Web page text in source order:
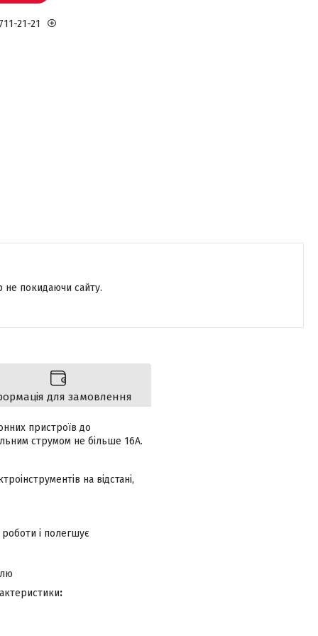
21-21
не покидаючи сайту.
для замовлення
пристроїв до
струмом не більше 16А.
на відстані,
і полегшує
: